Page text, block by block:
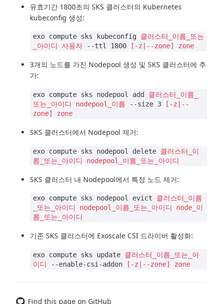
유효기간 1800초의 SKS 클러스터의 Kubernetes
kubeconfig 생성:
exo compute sks kubeconfig 클러스터_이름_또는
_아이디
사용자--ttl 1800 [-z|--zone] zone
3개의 노드를 가진 Nodepool 생성 및 SKS 클러스터에 추
가:
exo compute sks nodepool add 클러스터_이름_
또는_아이디
nodepool_이름 --size 3
[-z|--
zone]
zone
SKS 클러스터에서 Nodepool 제거:
exo compute sks nodepool delete 클러스터_이
름_또는_아이디
nodepool_이름_또는_아이디
SKS 클러스터 내 Nodepool에서 특정 노드 제거:
exo compute sks nodepool evict 클러스터_이름
_또는_아이디
nodepool_이름_또는_아이디
node_이
름_또는_아이디
기존 SKS 클러스터에 Exoscale CSI 드라이버 활성화:
exo compute sks update 클러스터_이름_또는_아
이디
--enable-csi-addon [-z|--zone] zone
Find this page on GitHub